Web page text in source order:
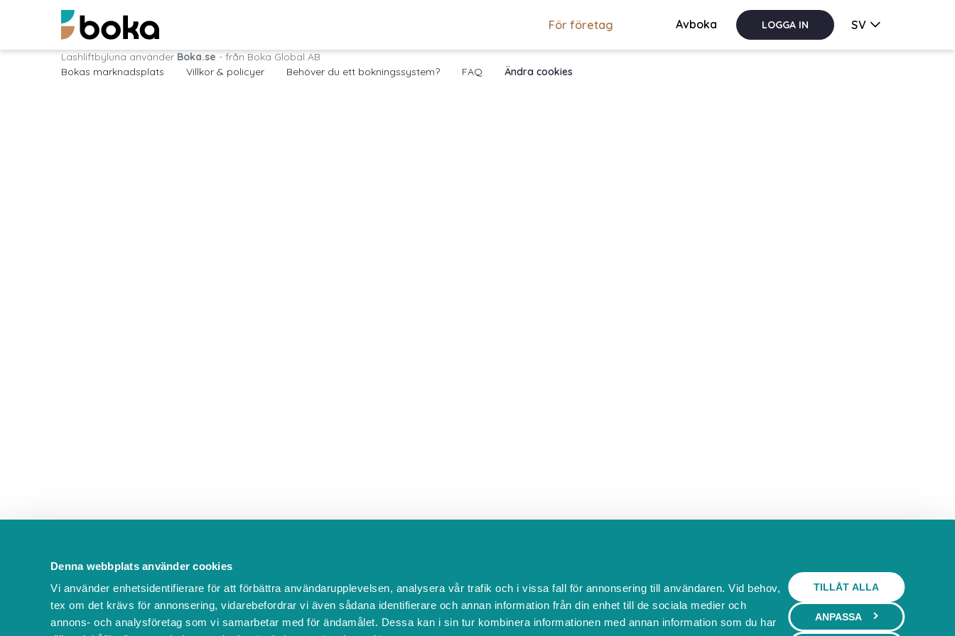
Denna webbplats använder cookies
Vi använder enhetsidentifierare för att förbättra användarupplevelsen, analysera vår trafik och i vissa fall för annonsering till användaren. Vid behov,
tex om det krävs för annonsering, vidarebefordrar vi även sådana identifierare och annan information från din enhet till de sociala medier och
annons- och analysföretag som vi samarbetar med för ändamålet. Dessa kan i sin tur kombinera informationen med annan information som du har
TILLÅT ALLA
ANPASSA
För företag Avboka LOGGA IN SV
Lashliftbyluna använder Boka.se - från Boka Global AB
Bokas marknadsplats
Villkor & policyer Behöver du ett bokningssystem? FAQ Ändra cookies